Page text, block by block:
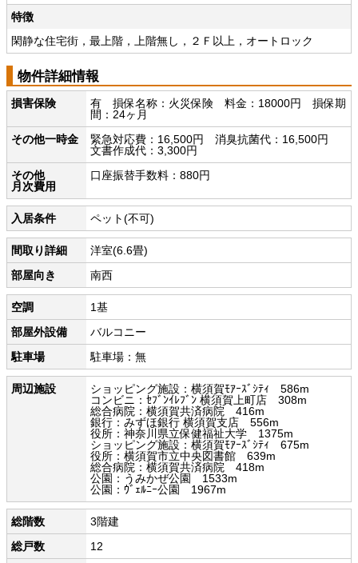
特徴
閑静な住宅街，最上階，上階無し，２Ｆ以上，オートロック
物件詳細情報
損害保険
有 損保名称：火災保険 料金：18000円 損保期
間：24ヶ月
その他一時金
緊急対応費：16,500円 消臭抗菌代：16,500円
文書作成代：3,300円
その他
月次費用
口座振替手数料：880円
入居条件 ペット(不可)
間取り詳細
洋室(6.6畳)
部屋向き
南西
空調
1基
部屋外設備
バルコニー
駐車場
駐車場：無
周辺施設
ショッピング施設：横須賀ﾓｱｰｽﾞｼﾃｨ 586m
コンビニ：ｾﾌﾞﾝｲﾚﾌﾞﾝ 横須賀上町店 308m
総合病院：横須賀共済病院 416m
銀行：みずほ銀行 横須賀支店 556m
役所：神奈川県立保健福祉大学 1375m
ショッピング施設：横須賀ﾓｱｰｽﾞｼﾃｨ 675m
役所：横須賀市立中央図書館 639m
総合病院：横須賀共済病院 418m
公園：うみかぜ公園 1533m
公園：ｳﾞｪﾙﾆｰ公園 1967m
総階数
3階建
総戸数
12